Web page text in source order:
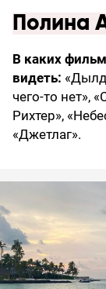
Полина
В каких
видеть:
чего-то нет»,
Рихтер»,
«Джетлаг».